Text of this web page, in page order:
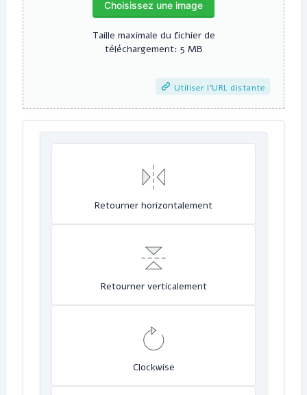
Choisissez une image
Taille maximale du fichier de
téléchargement: 5 MB
Utiliser l'URL distante
Retourner horizontalement
Retourner verticalement
Clockwise